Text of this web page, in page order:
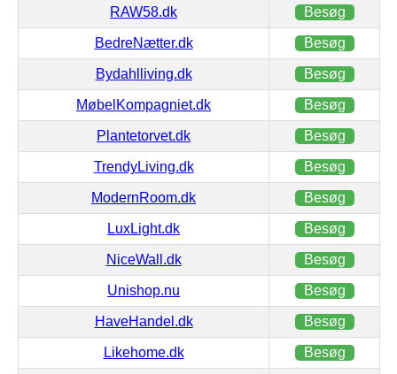
RAW58.dk Besøg
BedreNætter.dk Besøg
Bydahlliving.dk Besøg
MøbelKompagniet.dk Besøg
Plantetorvet.dk Besøg
TrendyLiving.dk Besøg
ModernRoom.dk Besøg
LuxLight.dk Besøg
NiceWall.dk Besøg
Unishop.nu Besøg
HaveHandel.dk Besøg
Likehome.dk Besøg